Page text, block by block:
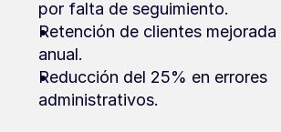
por falta de seguimiento.
Retención de clientes mejorada
anual.
Reducción del 25% en errores
administrativos.